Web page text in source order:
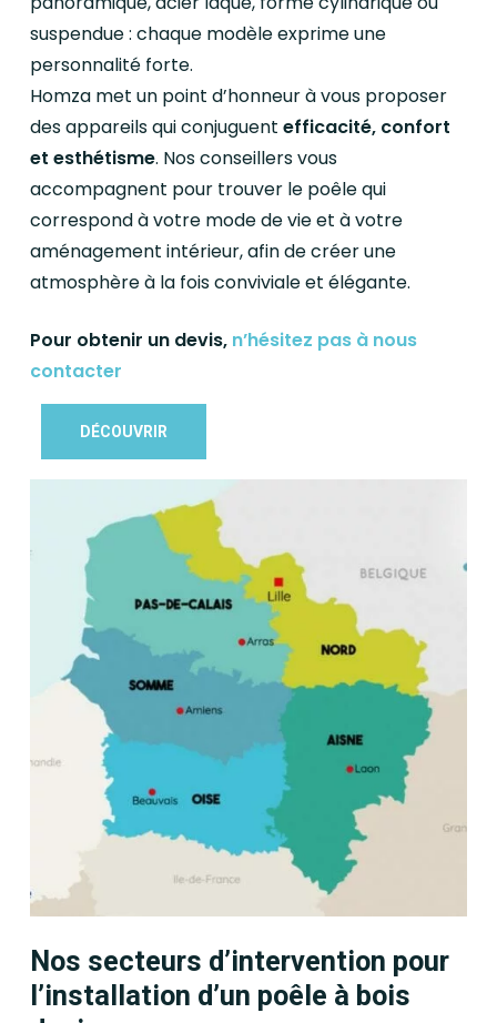
suspendue : chaque modèle exprime une
personnalité forte.
Homza met un point d’honneur à vous proposer
des appareils qui conjuguent efficacité, confort
et esthétisme. Nos conseillers vous
accompagnent pour trouver le poêle qui
correspond à votre mode de vie et à votre
aménagement intérieur, afin de créer une
atmosphère à la fois conviviale et élégante.
Pour obtenir un devis, n’hésitez pas à nous
contacter
DÉCOUVRIR
Nos secteurs d’intervention pour
l’installation d’un poêle à bois